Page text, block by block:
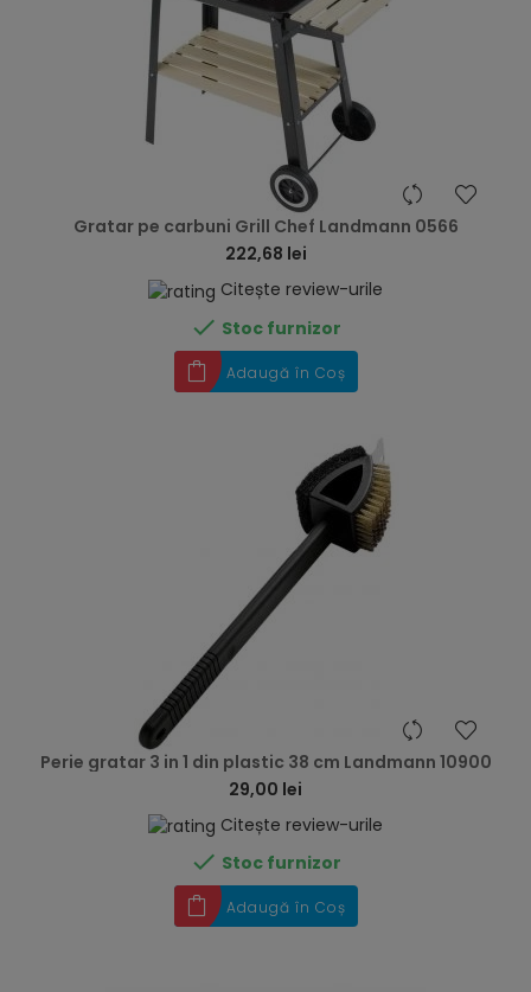
Gratar pe carbuni Grill Chef Landmann 0566
222,68 lei
Citește review-urile
 Stoc furnizor
Adaugă în Coș
Perie gratar 3 in 1 din plastic 38 cm Landmann 10900
29,00 lei
Citește review-urile
 Stoc furnizor
Adaugă în Coș